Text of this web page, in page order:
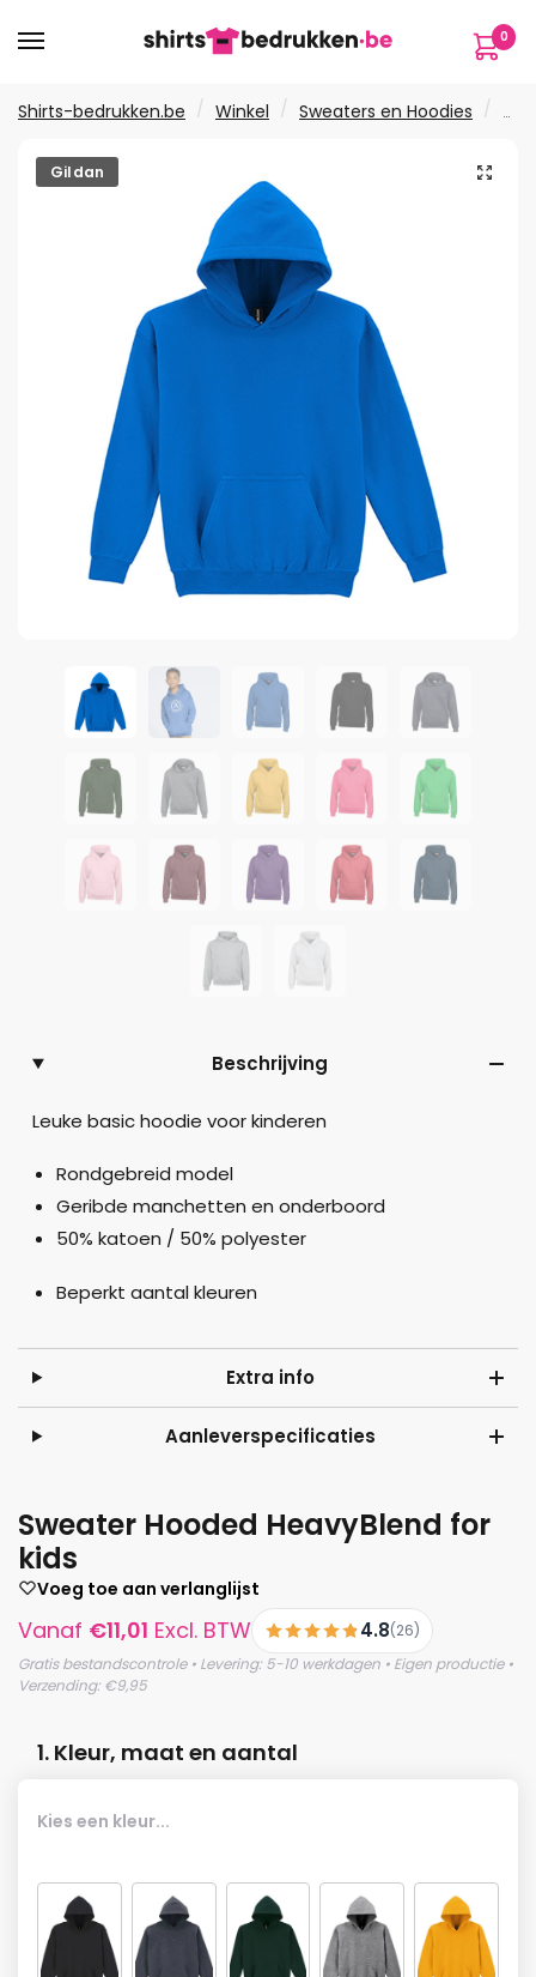
naar
naar
inhoud
0
Shirts-bedrukken.be / Winkel / Sweaters en Hoodies /
🔍
Gildan
Beschrijving
Leuke basic hoodie voor kinderen
Rondgebreid model
Geribde manchetten en onderboord
50% katoen / 50% polyester
Beperkt aantal kleuren
Extra info
Aanleverspecificaties
Sweater Hooded HeavyBlend for
kids
Voeg toe aan verlanglijst
Vanaf €11,01 Excl. BTW 4.8(26)
Gratis bestandscontrole • Levering: 5-10 werkdagen • Eigen productie •
Verzending: €9,95
1. Kleur, maat en aantal
Kies een kleur...